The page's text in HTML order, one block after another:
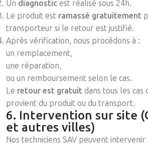
Un diagnostic est réalisé sous 24h.
Le produit est ramassé gratuitement
transporteur si le retour est justifié.
Après vérification, nous procédons à :
un remplacement,
une réparation,
ou un remboursement selon le cas.
Le retour est gratuit dans tous les cas
provient du produit ou du transport.
6. Intervention sur site
et autres villes)
Nos techniciens SAV peuvent intervenir